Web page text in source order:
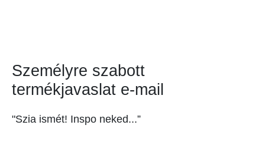
Személyre szabott
termékjavaslat e-mail
"Szia ismét! Inspo neked...”